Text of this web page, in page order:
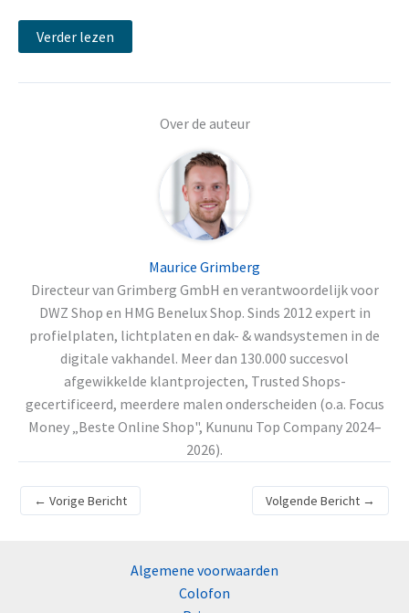
Verder lezen
Over de auteur
Maurice Grimberg
Directeur van Grimberg GmbH en verantwoordelijk voor
DWZ Shop en HMG Benelux Shop. Sinds 2012 expert in
profielplaten, lichtplaten en dak- & wandsystemen in de
digitale vakhandel. Meer dan 130.000 succesvol
afgewikkelde klantprojecten, Trusted Shops-
gecertificeerd, meerdere malen onderscheiden (o.a. Focus
Money „Beste Online Shop", Kununu Top Company 2024–
2026).
← Vorige Bericht Volgende Bericht →
Algemene voorwaarden
Colofon